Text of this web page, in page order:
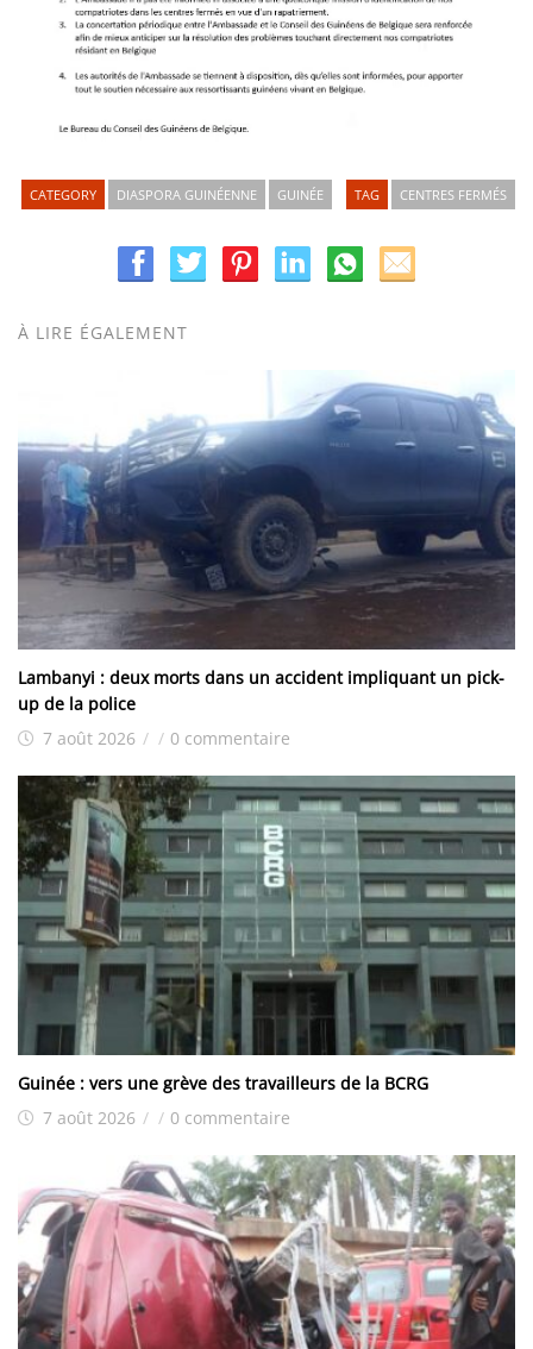
CATEGORY DIASPORA GUINÉENNE GUINÉE TAG CENTRES FERMÉS
À LIRE ÉGALEMENT
Lambanyi : deux morts dans un accident impliquant un pick-
up de la police
7 août 2026 / / 0 commentaire
Guinée : vers une grève des travailleurs de la BCRG
7 août 2026 / / 0 commentaire